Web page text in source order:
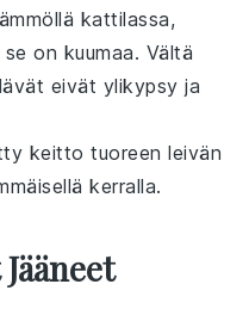
kattilassa,
on kuumaa. Vältä
eivät ylikypsy ja
keitto tuoreenleivän
kerralla.